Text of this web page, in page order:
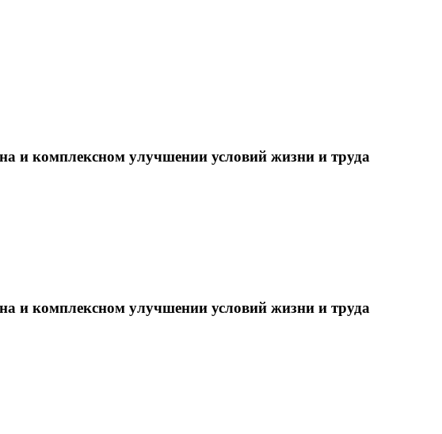
и комплексном улучшении условий жизни и труда
и комплексном улучшении условий жизни и труда